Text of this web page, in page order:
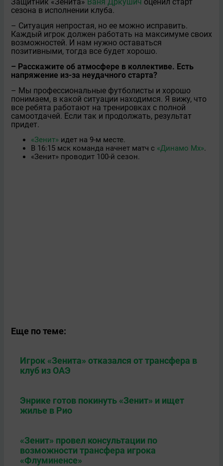
сезона в исполнении клуба.
– Ситуация непростая, но еe можно исправить.
Каждый игрок должен работать на максимуме своих
возможностей. И нам нужно оставаться
позитивными, тогда всe будет хорошо.
– Расскажите об атмосфере в коллективе. Есть
напряжение из-за неудачного старта?
– Мы профессиональные футболисты и хорошо
понимаем, в какой ситуации находимся. Я вижу, что
все ребята работают на тренировках с полной
самоотдачей. Если так и продолжать, результат
придeт.
«Зенит» идет на 9-м месте.
В 16:15 мск команда начнет матч с «Динамо Мх».
«Зенит» проводит 100-й сезон.
Еще по теме:
Игрок «Зенита» отказался от трансфера в
клуб из ОАЭ
Энрике готов покинуть «Зенит» и ищет
жилье в Рио
«Зенит» провел консультации по
возможности трансфера игрока
«Флуминенсе»